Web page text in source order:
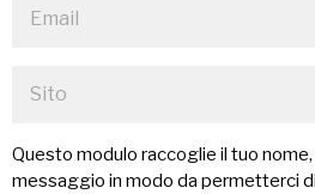
Questo modulo raccoglie il tuo nome,
messaggio in modo da permetterci